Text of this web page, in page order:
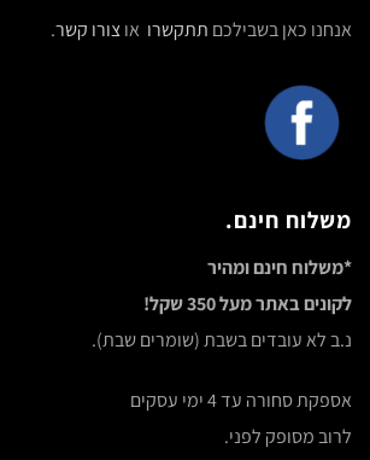
אנחנו כאן בשבילכם תתקשרו אוצורו קשר.
משלוח חינם.
*משלוח חינם ומהיר
לקונים באתר מעל 350 שקל!
נ.ב לא עובדים בשבת (שומרים שבת).
אספקת סחורה עד 4 ימי עסקים
לרוב מסופק לפני.